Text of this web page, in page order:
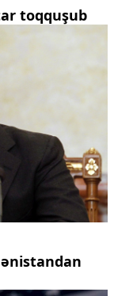
toqquşub